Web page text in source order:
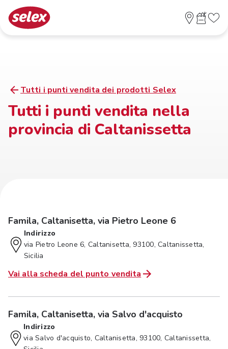
Tutti i punti vendita dei prodotti Selex
Tutti i punti vendita nella
provincia di Caltanissetta
Famila, Caltanisetta, via Pietro Leone 6
Indirizzo
via Pietro Leone 6, Caltanisetta, 93100, Caltanissetta,
Sicilia
Vai alla scheda del punto vendita
Famila, Caltanisetta, via Salvo d'acquisto
Indirizzo
via Salvo d'acquisto, Caltanisetta, 93100, Caltanissetta,